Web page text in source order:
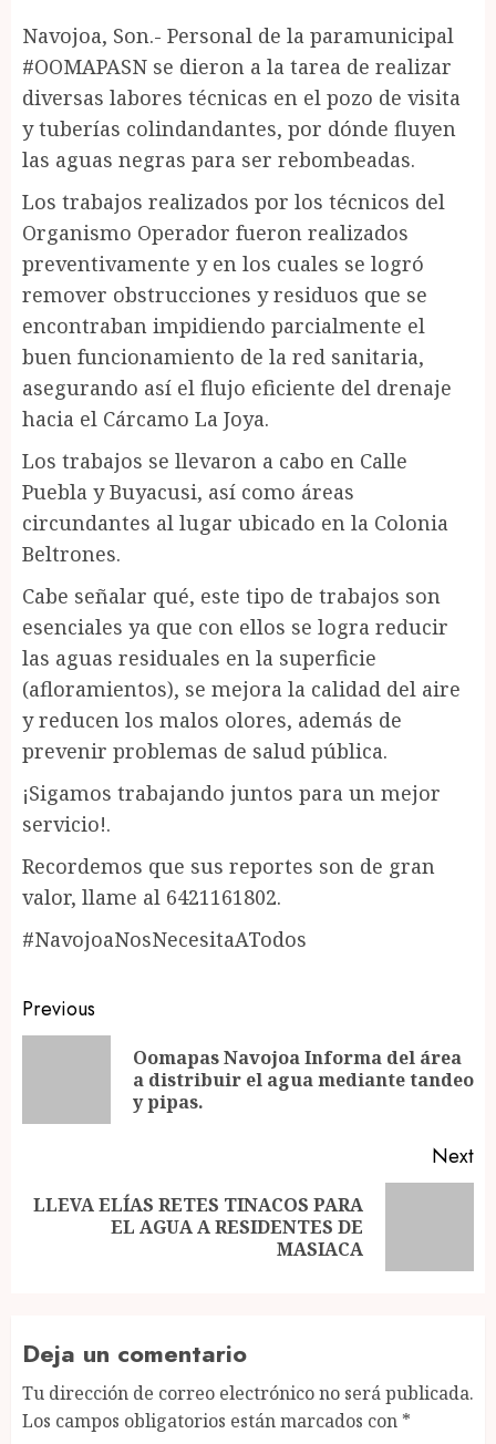
Navojoa, Son.- Personal de la paramunicipal
#OOMAPASN se dieron a la tarea de realizar
diversas labores técnicas en el pozo de visita
y tuberías colindandantes, por dónde fluyen
las aguas negras para ser rebombeadas.
Los trabajos realizados por los técnicos del
Organismo Operador fueron realizados
preventivamente y en los cuales se logró
remover obstrucciones y residuos que se
encontraban impidiendo parcialmente el
buen funcionamiento de la red sanitaria,
asegurando así el flujo eficiente del drenaje
hacia el Cárcamo La Joya.
Los trabajos se llevaron a cabo en Calle
Puebla y Buyacusi, así como áreas
circundantes al lugar ubicado en la Colonia
Beltrones.
Cabe señalar qué, este tipo de trabajos son
esenciales ya que con ellos se logra reducir
las aguas residuales en la superficie
(afloramientos), se mejora la calidad del aire
y reducen los malos olores, además de
prevenir problemas de salud pública.
¡Sigamos trabajando juntos para un mejor
servicio!.
Recordemos que sus reportes son de gran
valor, llame al 6421161802.
#NavojoaNosNecesitaATodos
Post
navigation
Previous
Oomapas Navojoa Informa del área
a distribuir el agua mediante tandeo
y pipas.
Next
Next
LLEVA ELÍAS RETES TINACOS PARA
EL AGUA A RESIDENTES DE
MASIACA
Deja un comentario
Tu dirección de correo electrónico no será publicada.
Los campos obligatorios están marcados con *